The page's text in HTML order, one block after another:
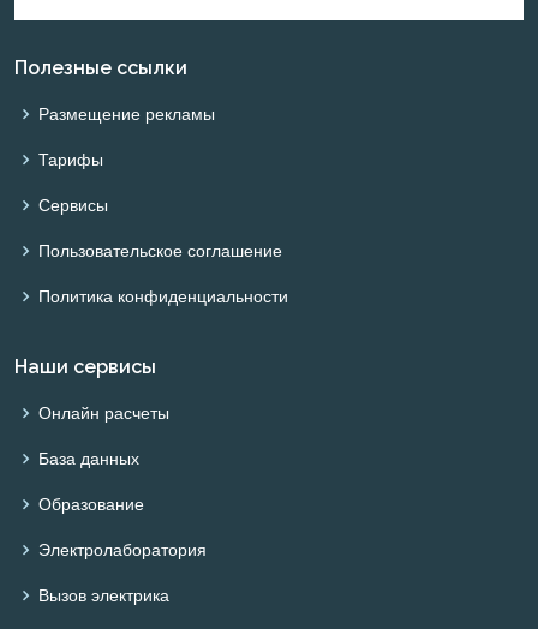
Полезные ссылки
Размещение рекламы
Тарифы
Сервисы
Пользовательское соглашение
Политика конфиденциальности
Наши сервисы
Онлайн расчеты
База данных
Образование
Электролаборатория
Вызов электрика